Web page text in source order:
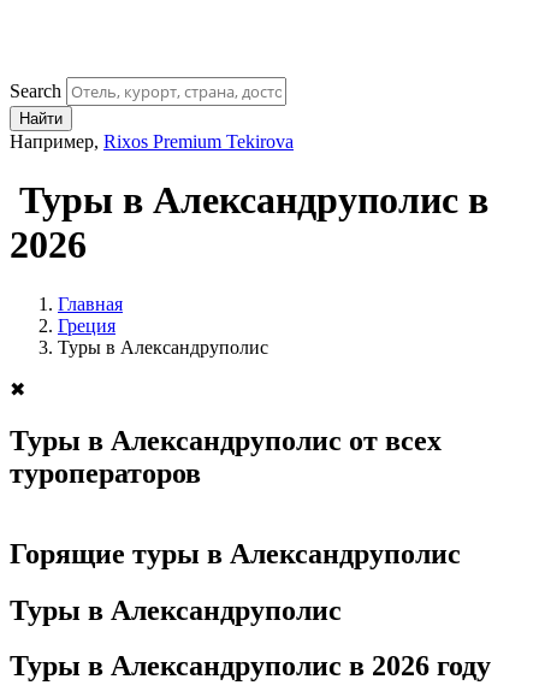
Search
Найти
Например, Rixos Premium Tekirova
Туры в Александруполис в
2026
Главная
Греция
Туры в Александруполис
✖
Туры в Александруполис от всех
туроператоров
Горящие туры в Александруполис
Туры в Александруполис
Туры в Александруполис в 2026 году